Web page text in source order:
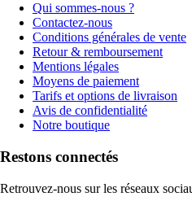
Qui sommes-nous ?
Contactez-nous
Conditions générales de vente
Retour & remboursement
Mentions légales
Moyens de paiement
Tarifs et options de livraison
Avis de confidentialité
Notre boutique
Restons connectés
Retrouvez-nous sur les réseaux